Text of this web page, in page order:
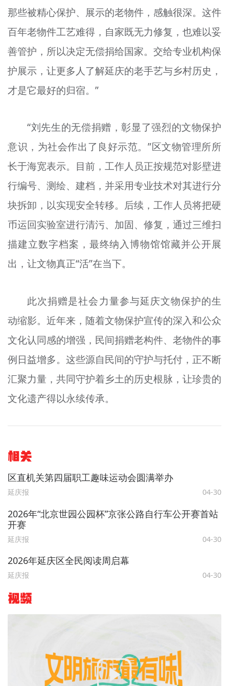
那些被精心保护、展示的老物件，感触很深。这件
百年老物件工艺难得，自家既无力修复，也难以妥
善管护，所以决定无偿捐给国家。交给专业机构保
护展示，让更多人了解延庆的老手艺与乡村历史，
才是它最好的归宿。”
“刘先生的无偿捐赠，彰显了强烈的文物保护
意识，为社会作出了良好示范。”区文物管理所所
长于海宽表示。目前，工作人员正按规范对影壁进
行编号、测绘、建档，并采用专业技术对其进行分
块拆卸，以实现安全转移。后续，工作人员将把硬
币运回实验室进行清污、加固、修复，通过三维扫
描建立数字档案，最终纳入博物馆馆藏并公开展
出，让文物真正“活”在当下。
此次捐赠是社会力量参与延庆文物保护的生
动缩影。近年来，随着文物保护宣传的深入和公众
文化认同感的增强，民间捐赠老构件、老物件的事
例日益增多。这些源自民间的守护与托付，正不断
汇聚力量，共同守护着乡土的历史根脉，让珍贵的
文化遗产得以永续传承。
相关
区直机关第四届职工趣味运动会圆满举办
延庆报 04-30
2026年“北京世园公园杯”京张公路自行车公开赛首站
开赛
延庆报 04-30
2026年延庆区全民阅读周启幕
延庆报 04-30
视频